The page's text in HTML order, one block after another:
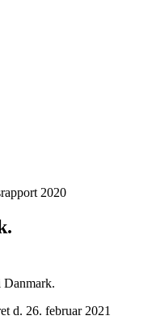
2020
Danmark.
d. 26. februar 2021